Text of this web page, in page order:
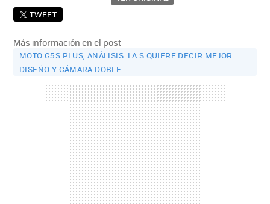
TWEET
Más información en el post
MOTO G5S PLUS, ANÁLISIS: LA S QUIERE DECIR MEJOR
DISEÑO Y CÁMARA DOBLE